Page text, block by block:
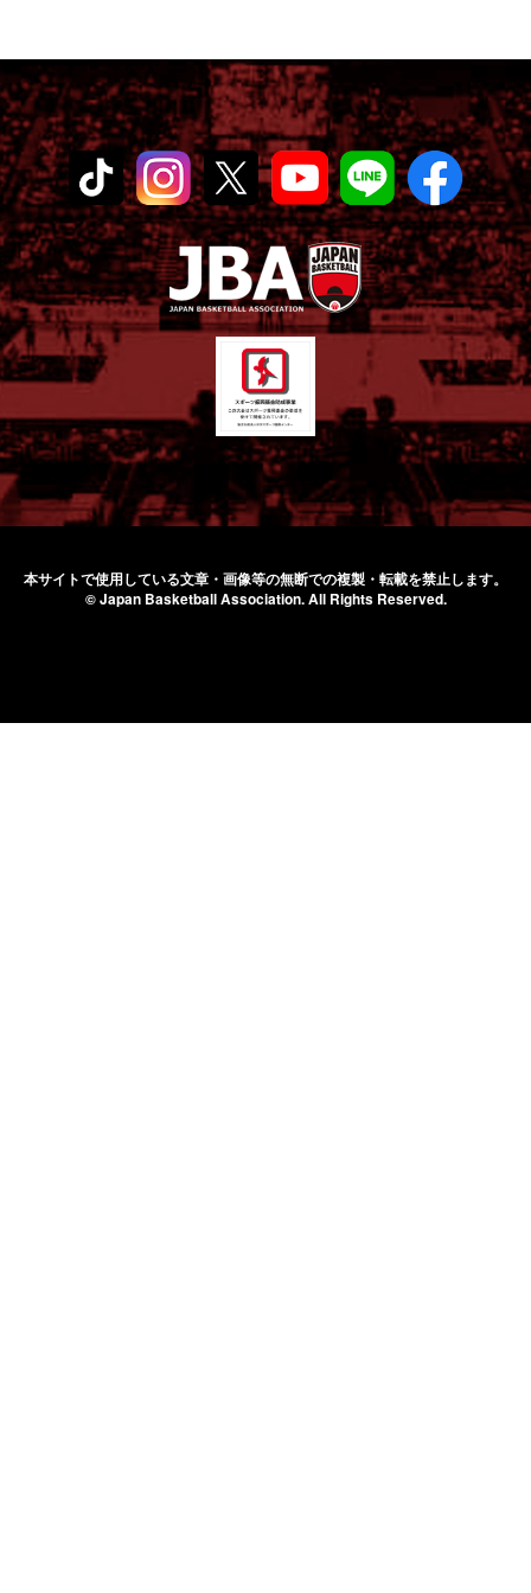
本サイトで使用している文章・画像等の無断での複製・転載を禁止します。
© Japan Basketball Association.All Rights Reserved.